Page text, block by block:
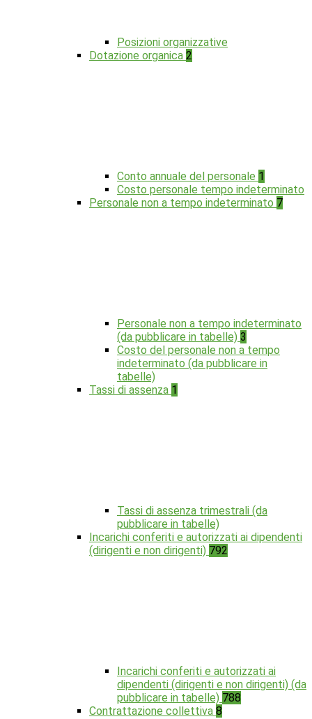
Posizioni organizzative
Dotazione organica 2
Conto annuale del personale 1
Costo personale tempo indeterminato
Personale non a tempo indeterminato 7
Personale non a tempo indeterminato
(da pubblicare in tabelle) 3
Costo del personale non a tempo
indeterminato (da pubblicare in
tabelle)
Tassi di assenza 1
Tassi di assenza trimestrali (da
pubblicare in tabelle)
Incarichi conferiti e autorizzati ai dipendenti
(dirigenti e non dirigenti) 792
Incarichi conferiti e autorizzati ai
dipendenti (dirigenti e non dirigenti) (da
pubblicare in tabelle) 788
Contrattazione collettiva 8